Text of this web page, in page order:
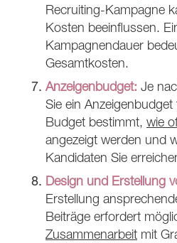
Recruiting-Kampagne
Kosten beeinflussen.
Kampagnendauer
Gesamtkosten.
Anzeigenbudget: Je
Sie ein
Budget bestimmt, wie
angezeigt werden und
Kandidaten Sie
Design und Erstellung
Erstellung
Beiträge erfordert
Zusammenarbeit mit